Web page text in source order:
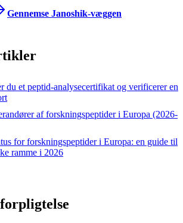
Gennemse Janoshik-væggen
du et peptid-analysecertifikat og verificerer en
af forskningspeptider i Europa (2026-
for forskningspeptider i Europa: en guide til
ramme i 2026